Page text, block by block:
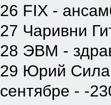
26 FIX -
27 Чаривни
28 ЭВМ -
29 Юрий
сентябре - -